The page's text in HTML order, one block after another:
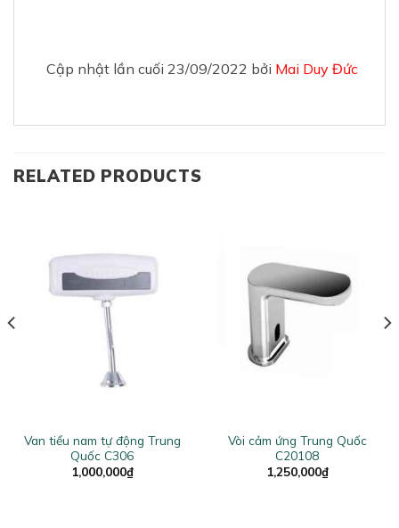
Cập nhật lần cuối 23/09/2022 bởi Mai Duy Đức
RELATED PRODUCTS
Van tiểu nam tự động Trung
Quốc C306
1,000,000₫
Vòi cảm ứng Trung Quốc
C20108
1,250,000₫